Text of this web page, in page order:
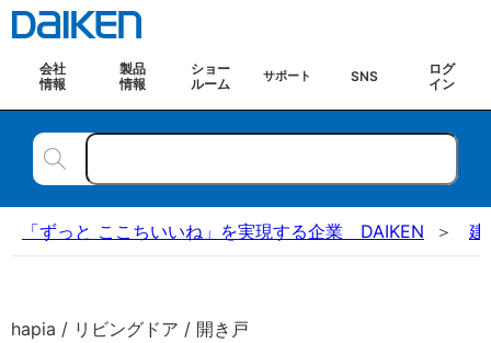
会社
情報
製品
情報
ショー
ルーム
サポート SNS
ログ
イン
「ずっと ここちいいね」を実現する企業 DAIKEN 建
hapia / リビングドア / 開き戸